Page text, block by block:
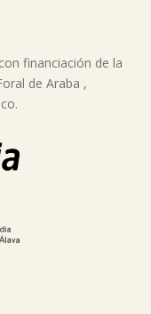
financiación de la
de Araba ,